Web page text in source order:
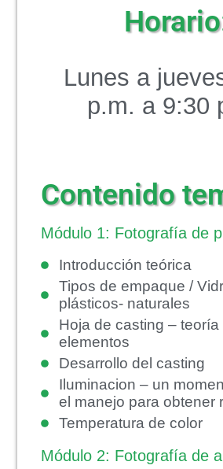
Lunes a
p.m. a 9:30
Contenido
Módulo 1: Fotografía de
Introducción teórica
Tipos de empaque /
plásticos- naturales
Hoja de casting –
elementos
Desarrollo del casting
Iluminacion – un
el manejo para obtener
Temperatura de color
Módulo 2: Fotografía de